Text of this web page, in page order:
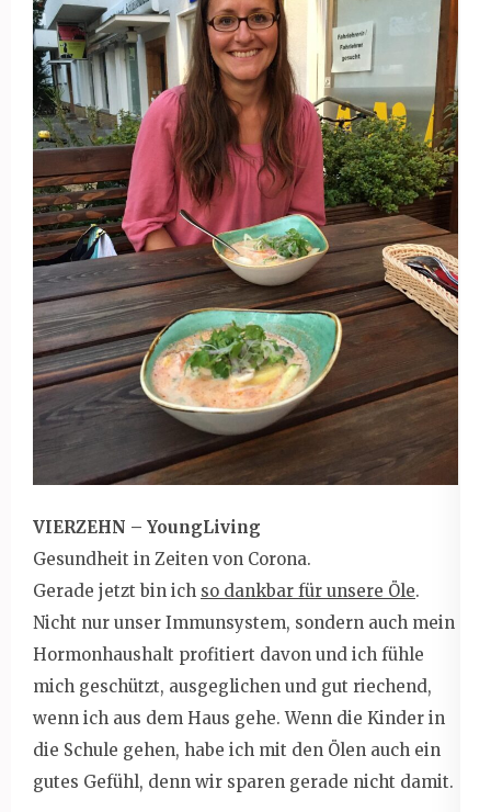
VIERZEHN – YoungLiving
Gesundheit in Zeiten von Corona.
Gerade jetzt bin ich so dankbar für unsere Öle.
Nicht nur unser Immunsystem, sondern auch mein
Hormonhaushalt profitiert davon und ich fühle
mich geschützt, ausgeglichen und gut riechend,
wenn ich aus dem Haus gehe. Wenn die Kinder in
die Schule gehen, habe ich mit den Ölen auch ein
gutes Gefühl, denn wir sparen gerade nicht damit.